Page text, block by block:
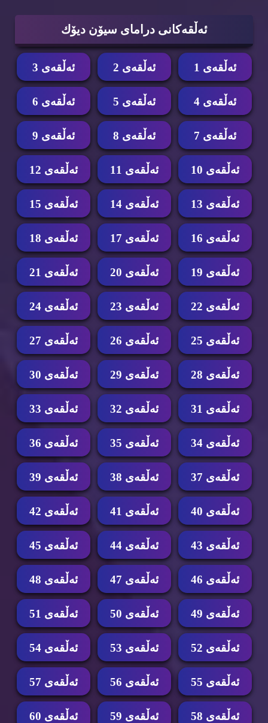
ئه‌ڵقه‌كانی درامای سیۆن دیۆك
ئه‌ڵقه‌ی 1 ئه‌ڵقه‌ی 2 ئه‌ڵقه‌ی 3
ئه‌ڵقه‌ی 4 ئه‌ڵقه‌ی 5 ئه‌ڵقه‌ی 6
ئه‌ڵقه‌ی 7 ئه‌ڵقه‌ی 8 ئه‌ڵقه‌ی 9
ئه‌ڵقه‌ی 10 ئه‌ڵقه‌ی 11 ئه‌ڵقه‌ی 12
ئه‌ڵقه‌ی 13 ئه‌ڵقه‌ی 14 ئه‌ڵقه‌ی 15
ئه‌ڵقه‌ی 16 ئه‌ڵقه‌ی 17 ئه‌ڵقه‌ی 18
ئه‌ڵقه‌ی 19 ئه‌ڵقه‌ی 20 ئه‌ڵقه‌ی 21
ئه‌ڵقه‌ی 22 ئه‌ڵقه‌ی 23 ئه‌ڵقه‌ی 24
ئه‌ڵقه‌ی 25 ئه‌ڵقه‌ی 26 ئه‌ڵقه‌ی 27
ئه‌ڵقه‌ی 28 ئه‌ڵقه‌ی 29 ئه‌ڵقه‌ی 30
ئه‌ڵقه‌ی 31 ئه‌ڵقه‌ی 32 ئه‌ڵقه‌ی 33
ئه‌ڵقه‌ی 34 ئه‌ڵقه‌ی 35 ئه‌ڵقه‌ی 36
ئه‌ڵقه‌ی 37 ئه‌ڵقه‌ی 38 ئه‌ڵقه‌ی 39
ئه‌ڵقه‌ی 40 ئه‌ڵقه‌ی 41 ئه‌ڵقه‌ی 42
ئه‌ڵقه‌ی 43 ئه‌ڵقه‌ی 44 ئه‌ڵقه‌ی 45
ئه‌ڵقه‌ی 46 ئه‌ڵقه‌ی 47 ئه‌ڵقه‌ی 48
ئه‌ڵقه‌ی 49 ئه‌ڵقه‌ی 50 ئه‌ڵقه‌ی 51
ئه‌ڵقه‌ی 52 ئه‌ڵقه‌ی 53 ئه‌ڵقه‌ی 54
ئه‌ڵقه‌ی 55 ئه‌ڵقه‌ی 56 ئه‌ڵقه‌ی 57
ئه‌ڵقه‌ی 58 ئه‌ڵقه‌ی 59 ئه‌ڵقه‌ی 60